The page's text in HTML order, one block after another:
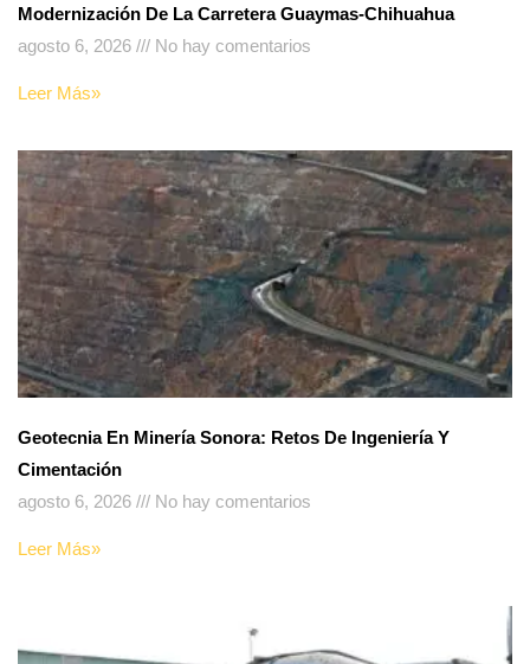
Modernización De La Carretera Guaymas-Chihuahua
agosto 6, 2026
No hay comentarios
Leer Más»
Geotecnia En Minería Sonora: Retos De Ingeniería Y
Cimentación
agosto 6, 2026
No hay comentarios
Leer Más»